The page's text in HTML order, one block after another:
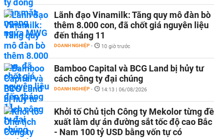
Lãnh đạo Vinamilk: Tăng quy mô đàn bò
thêm 8.000 con, đã chốt giá nguyên liệu
đến tháng 11
DOANH NGHIỆP - 10 giờ trước
Bamboo Capital và BCG Land bị hủy tư
cách công ty đại chúng
DOANH NGHIỆP - 14:13 | 06/08/2026
Khởi tố Chủ tịch Công ty Mekolor từng đề
xuất làm dự án đường sắt tốc độ cao Bắc
- Nam 100 tỷ USD bằng vốn tự có